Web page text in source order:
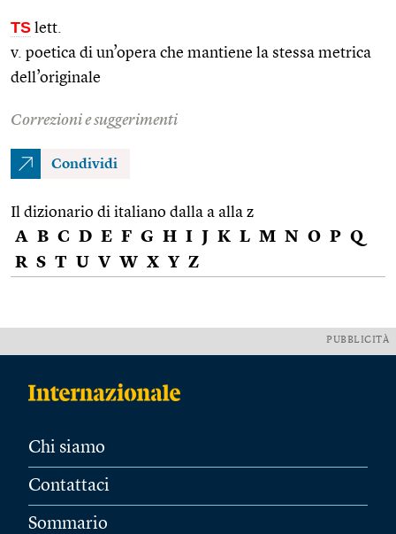
TS lett.
v. poetica di un’opera che mantiene la stessa metrica
dell’originale
Correzioni e suggerimenti
Condividi
Il dizionario di italiano dalla a alla z
A B C D E F G H I J K L M N O P Q
R S T U V W X Y Z
PUBBLICITÀ
Chi siamo
Contattaci
Sommario